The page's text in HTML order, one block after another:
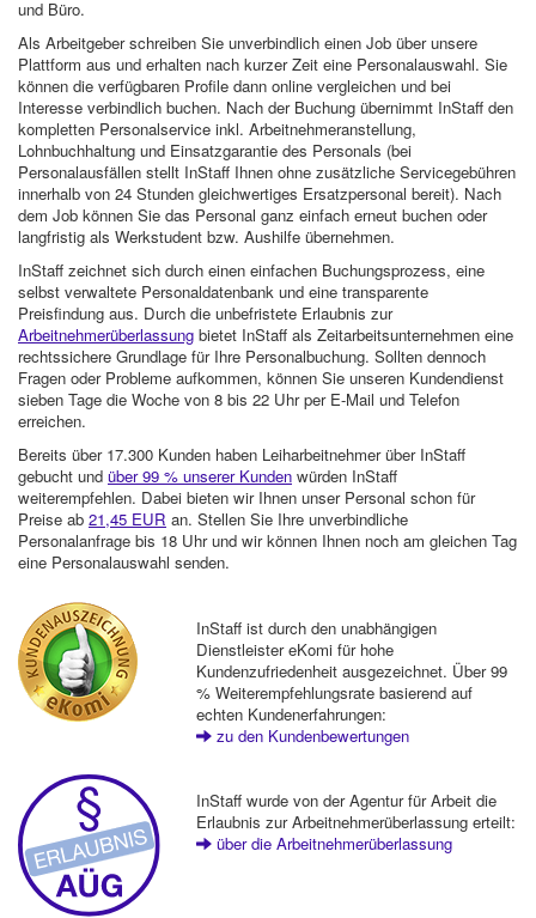
und Büro.
Als Arbeitgeber schreiben Sie unverbindlich einen Job über unsere
Plattform aus und erhalten nach kurzer Zeit eine Personalauswahl. Sie
können die verfügbaren Profile dann online vergleichen und bei
Interesse verbindlich buchen. Nach der Buchung übernimmt InStaff den
kompletten Personalservice inkl. Arbeitnehmeranstellung,
Lohnbuchhaltung und Einsatzgarantie des Personals (bei
Personalausfällen stellt InStaff Ihnen ohne zusätzliche Servicegebühren
innerhalb von 24 Stunden gleichwertiges Ersatzpersonal bereit). Nach
dem Job können Sie das Personal ganz einfach erneut buchen oder
langfristig als Werkstudent bzw. Aushilfe übernehmen.
InStaff zeichnet sich durch einen einfachen Buchungsprozess, eine
selbst verwaltete Personaldatenbank und eine transparente
Preisfindung aus. Durch die unbefristete Erlaubnis zur
Arbeitnehmerüberlassung bietet InStaff als Zeitarbeitsunternehmen eine
rechtssichere Grundlage für Ihre Personalbuchung. Sollten dennoch
Fragen oder Probleme aufkommen, können Sie unseren Kundendienst
sieben Tage die Woche von 8 bis 22 Uhr per E-Mail und Telefon
erreichen.
Bereits über 17.300 Kunden haben Leiharbeitnehmer über InStaff
gebucht und über 99 % unserer Kunden würden InStaff
weiterempfehlen. Dabei bieten wir Ihnen unser Personal schon für
Preise ab 21,45 EUR an. Stellen Sie Ihre unverbindliche
Personalanfrage bis 18 Uhr und wir können Ihnen noch am gleichen Tag
eine Personalauswahl senden.
InStaff ist durch den unabhängigen
Dienstleister eKomi für hohe
Kundenzufriedenheit ausgezeichnet. Über 99
% Weiterempfehlungsrate basierend auf
echten Kundenerfahrungen:
zu den Kundenbewertungen
InStaff wurde von der Agentur für Arbeit die
Erlaubnis zur Arbeitnehmerüberlassung erteilt:
über die Arbeitnehmerüberlassung